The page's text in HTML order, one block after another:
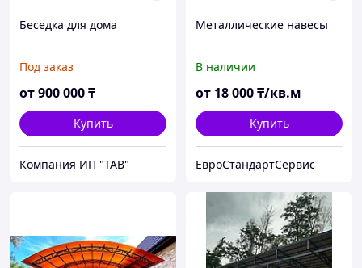
Беседка для дома
Под заказ
от900 000₸
Купить
Компания ИП "ТАВ"
Металлические навесы
В наличии
от 18 000₸/кв.м
Купить
ЕвроСтандартСервис